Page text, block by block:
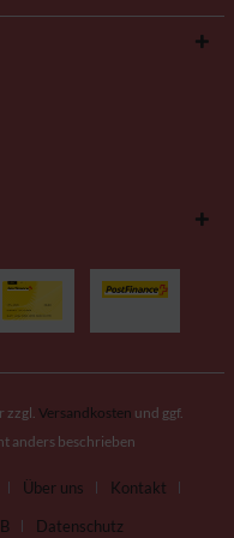
zzgl. Versandkosten und ggf.
anders beschrieben
Über uns
Kontakt
Datenschutz